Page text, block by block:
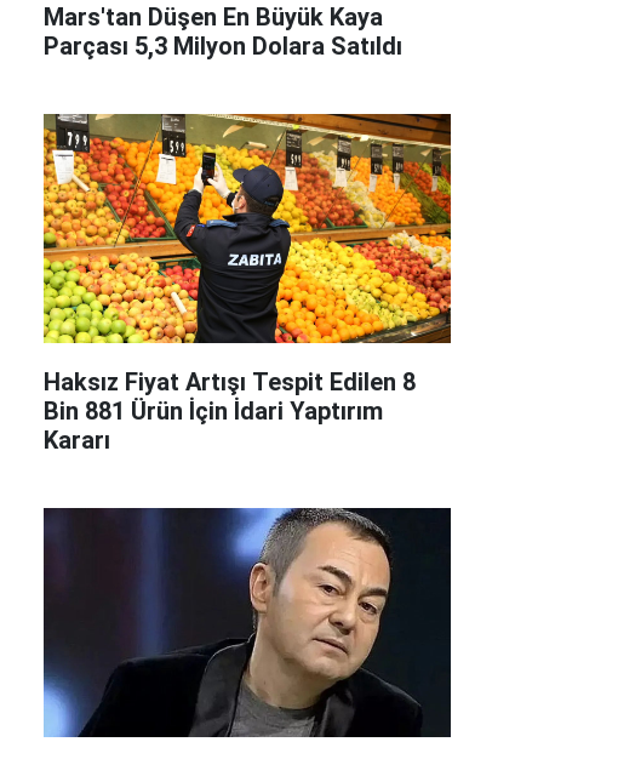
Mars'tan Düşen En Büyük Kaya
Parçası 5,3 Milyon Dolara Satıldı
Haksız Fiyat Artışı Tespit Edilen 8
Bin 881 Ürün İçin İdari Yaptırım
Kararı